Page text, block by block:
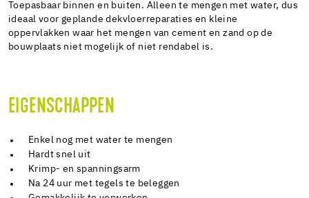
Toepasbaar binnen en buiten. Alleen te mengen met water, dus
ideaal voor geplande dekvloerreparaties en kleine
oppervlakken waar het mengen van cement en zand op de
bouwplaats niet mogelijk of niet rendabel is.
EIGENSCHAPPEN
Enkel nog met water te mengen
Hardt snel uit
Krimp- en spanningsarm
Na 24 uur met tegels te beleggen